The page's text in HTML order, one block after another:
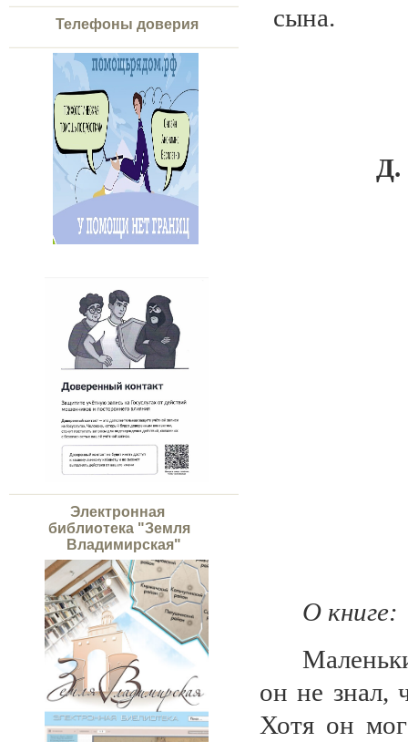
Телефоны доверия
Электронная
библиотека "Земля
Владимирская"
сына.
Д.
О книге:
он не знал,
Хотя он